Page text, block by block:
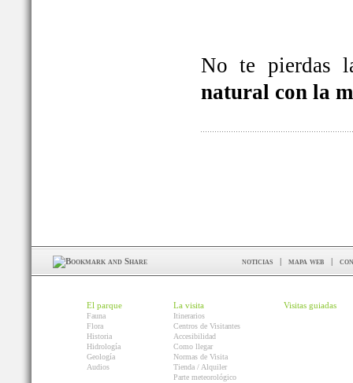
No te pierdas
natural con la
noticias mapa web
El parque
Fauna
Flora
Historia
Hidrología
Geología
Audios
La visita
Itinerarios
Centros de Visitantes
Accesibilidad
Como llegar
Normas de Visita
Tienda / Alquiler
Parte meteorológico
Visitas guiadas